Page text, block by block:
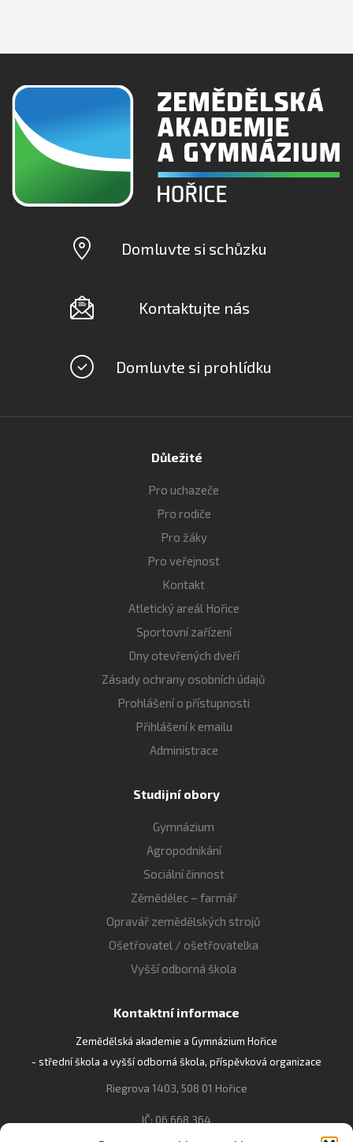
Domluvte si schůzku
Kontaktujte nás
Domluvte si prohlídku
Důležité
Pro uchazeče
Pro rodiče
Pro žáky
Pro veřejnost
Kontakt
Atletický areál Hořice
Sportovní zařízení
Dny otevřených dveří
Zásady ochrany osobních údajů
Prohlášení o přístupnosti
Přihlášení k emailu
Administrace
Studijní obory
Gymnázium
Agropodnikání
Sociální činnost
Zěmědělec – farmář
Opravář zemědělských strojů
Ošetřovatel / ošetřovatelka
Vyšší odborná škola
Kontaktní informace
Zemědělská akademie a Gymnázium Hořice
- střední škola a vyšší odborná škola, příspěvková organizace
Riegrova 1403, 508 01 Hořice
IČ: 06 668 364